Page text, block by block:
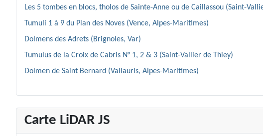
Les 5 tombes en blocs, tholos de Sainte-Anne ou de Caillassou (Saint-
Tumuli 1 à 9 du Plan des Noves (Vence, Alpes-Maritimes)
Dolmens des Adrets (Brignoles, Var)
Tumulus de la Croix de Cabris N° 1, 2 & 3 (Saint-Vallier de Thiey)
Dolmen de Saint Bernard (Vallauris, Alpes-Maritimes)
Carte LiDAR JS